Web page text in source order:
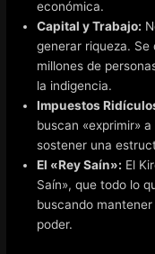
económica.
Capital y Trabajo:
generar riqueza. Se
millones de
la indigencia.
Impuestos
buscan «exprimir»
sostener una
El «Rey Saín»: El
Saín», que todo lo
buscando
poder.